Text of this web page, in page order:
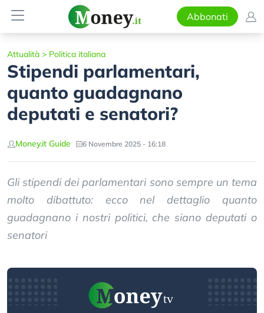
Abbonati
Attualità > Politica italiana
Stipendi parlamentari,
quanto guadagnano
deputati e senatori?
Money.it Guide 6 Novembre 2025 - 16:18
Gli stipendi dei parlamentari sono sempre un tema
molto dibattuto: ecco nel dettaglio quanto
guadagnano i nostri politici, che siano deputati o
senatori